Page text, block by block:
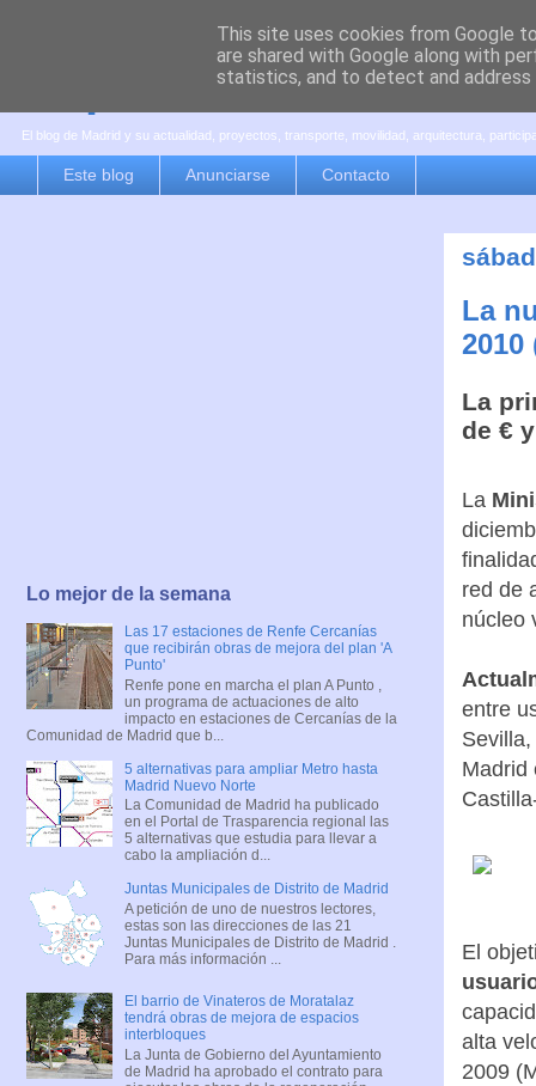
es por madrid
El blog de Madrid y su actualidad, proyectos, transporte, movilidad, arquitectura,
Este blog Anunciarse Contacto
La
2010
La
de €
La
red de
núcleo
entre
Madrid
El
alta
2009
Lo mejor de la semana
Las 17 estaciones de Renfe Cercanías
que recibirán obras de mejora del plan 'A
Punto'
Renfe pone en marcha el plan A Punto ,
un programa de actuaciones de alto
impacto en estaciones de Cercanías de la
Comunidad de Madrid que b...
5 alternativas para ampliar Metro hasta
Madrid Nuevo Norte
La Comunidad de Madrid ha publicado
en el Portal de Trasparencia regional las
5 alternativas que estudia para llevar a
cabo la ampliación d...
Juntas Municipales de Distrito de Madrid
A petición de uno de nuestros lectores,
estas son las direcciones de las 21
Juntas Municipales de Distrito de Madrid .
Para más información ...
El barrio de Vinateros de Moratalaz
tendrá obras de mejora de espacios
interbloques
La Junta de Gobierno del Ayuntamiento
de Madrid ha aprobado el contrato para
This site uses cookies from Google
are shared with Google along with
statistics, and to detect and address